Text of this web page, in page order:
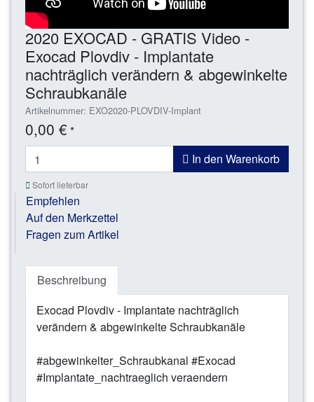
2020 EXOCAD - GRATIS Video -
Exocad Plovdiv - Implantate
nachträglich verändern & abgewinkelte
Schraubkanäle
Artikelnummer: EXO2020-PLOVDIV-Implant
0,00 €*
In den Warenkorb
Sofort lieferbar
Empfehlen
Auf den Merkzettel
Fragen zum Artikel
Beschreibung
Exocad Plovdiv - Implantate nachträglich
verändern & abgewinkelte Schraubkanäle
#abgewinkelter_Schraubkanal #Exocad
#Implantate_nachtraeglich veraendern